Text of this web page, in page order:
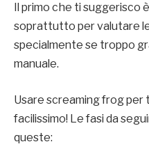
Il primo che ti suggerisco
soprattutto per valutare
specialmente se troppo
manuale.
Usare screaming frog per
facilissimo! Le fasi da
queste: